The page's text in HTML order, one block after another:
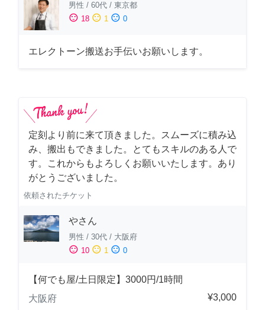
男性 / 60代 / 東京都
sentiment_satisfied 18 sentiment_neutral 1 sentiment_dissatisfied 0
エレクトーン搬送お手伝いお願いします。
定刻より前に来て頂きました。スムーズに積み込
み、搬出もできました。とてもスキルのある人で
す。これからもよろしくお願いいたします。あり
がとうございました。
依頼されたチケット
やさん
男性 / 30代 / 大阪府
sentiment_satisfied 10 sentiment_neutral 1 sentiment_dissatisfied 0
【何でも屋/土日限定】3000円/1時間
大阪府
¥3,000